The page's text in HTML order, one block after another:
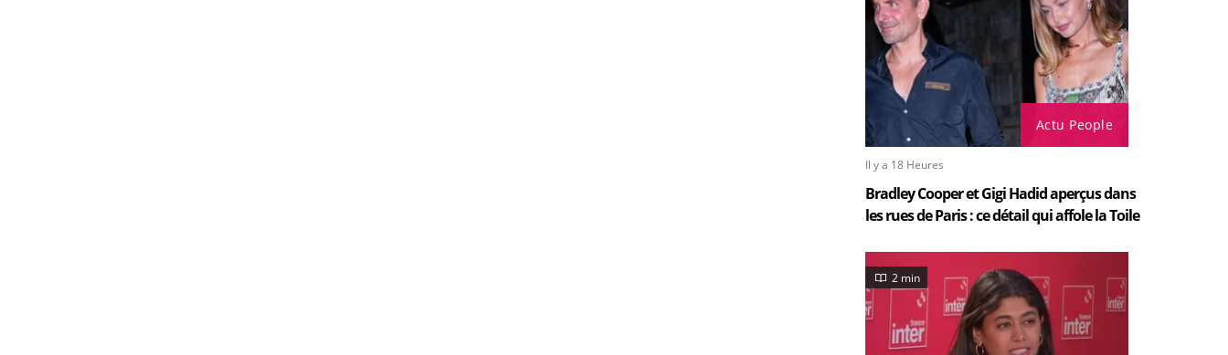
Actu People
Il y a 18 Heures
Bradley Cooper et Gigi Hadid aperçus dans
les rues de Paris : ce détail qui affole la Toile
2 min